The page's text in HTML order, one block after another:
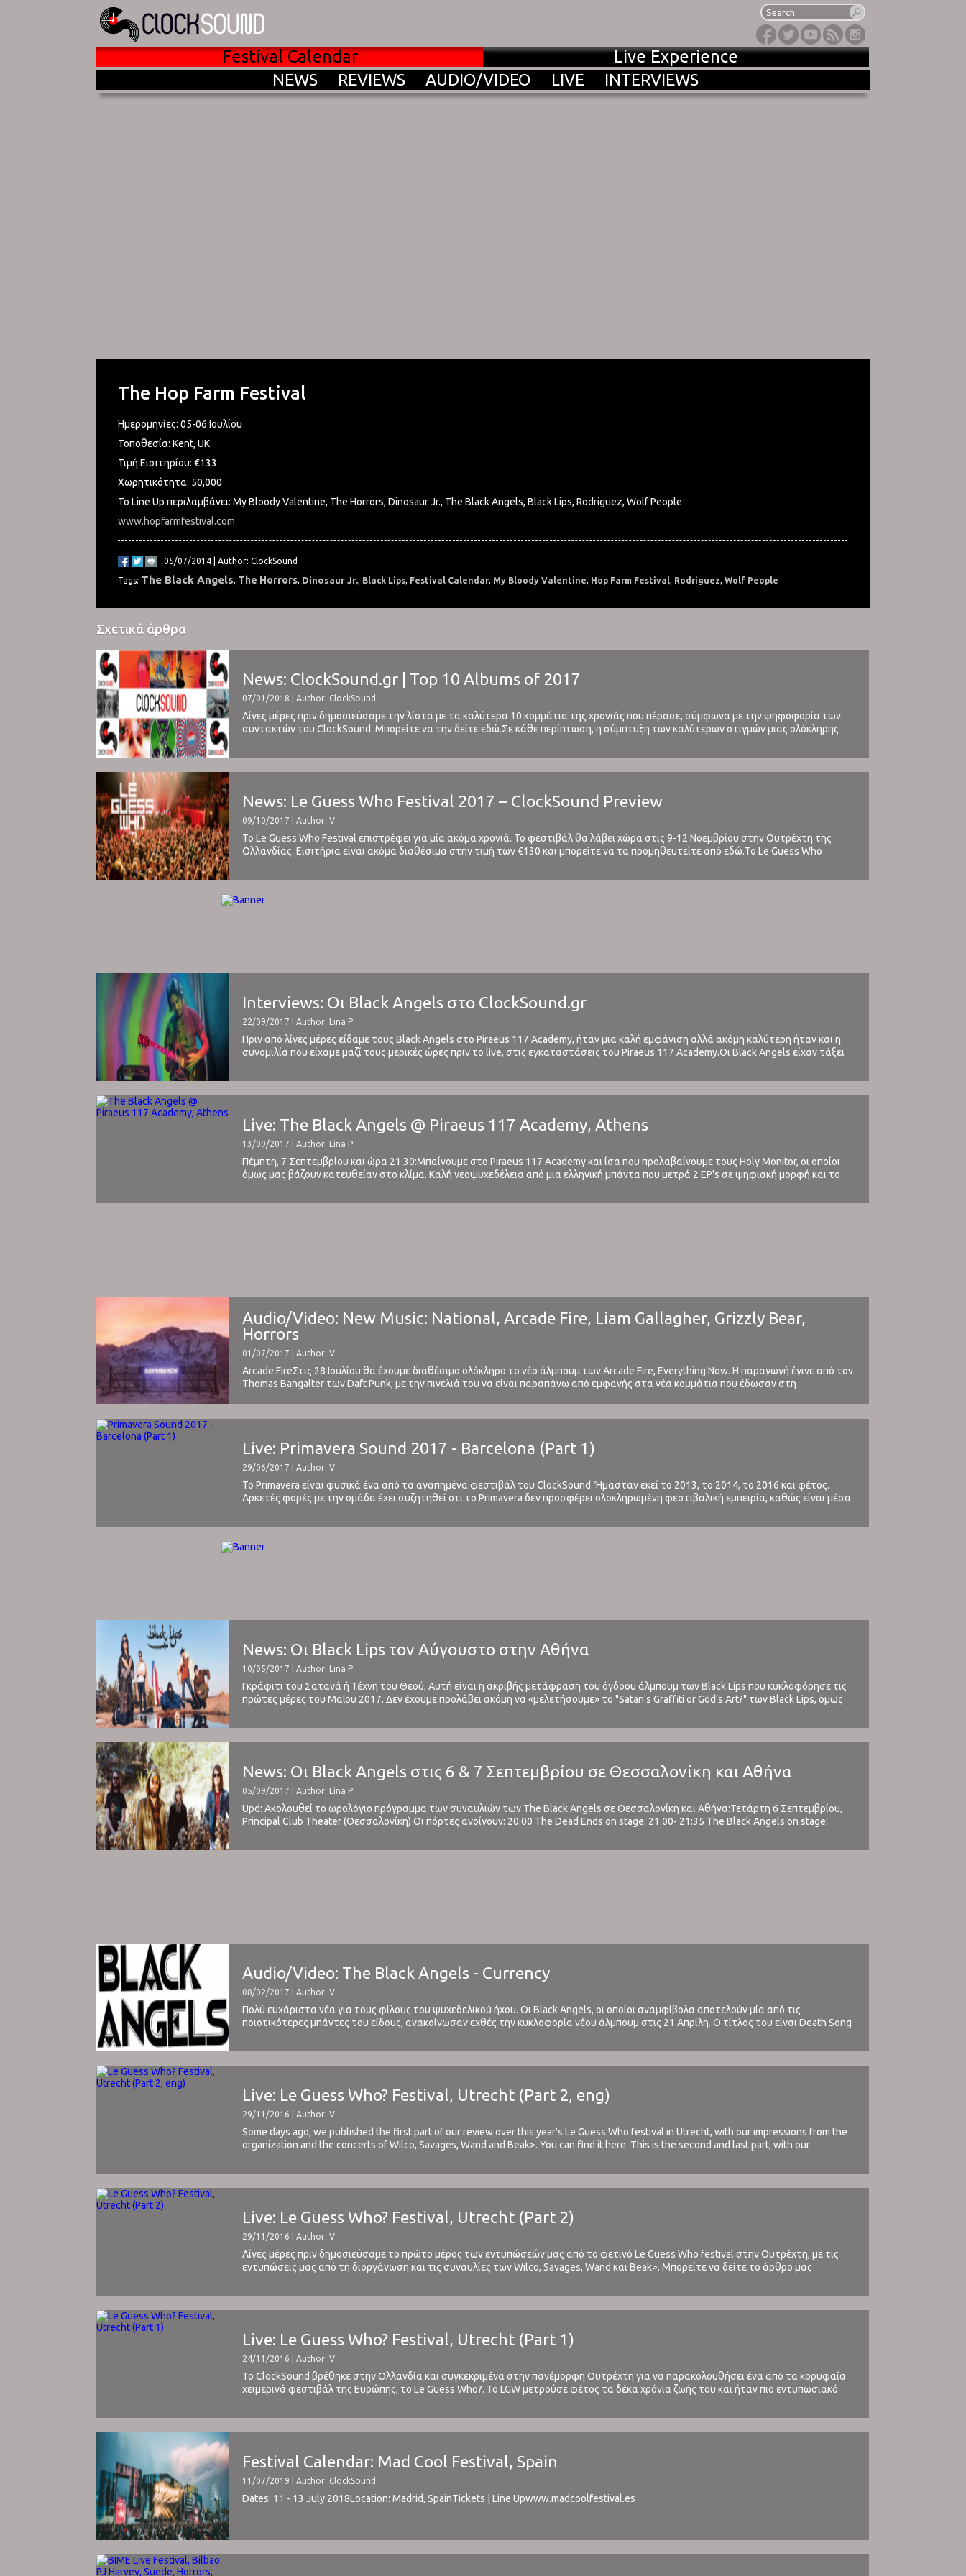
Festival Calendar Live Experience
NEWS REVIEWS AUDIO/VIDEO LIVE INTERVIEWS
The Hop Farm Festival
Ημερομηνίες: 05-06 Ιουλίου
Τοποθεσία: Kent, UK
Τιμή Εισιτηρίου: €133
Χωρητικότητα: 50,000
Το Line Up περιλαμβάνει: My Bloody Valentine, The Horrors, Dinosaur Jr., The Black Angels, Black Lips, Rodriguez, Wolf People
www.hopfarmfestival.com
05/07/2014 | Author: ClockSound
Tags: The Black Angels, The Horrors, Dinosaur Jr., Black Lips, Festival Calendar, My Bloody Valentine, Hop Farm Festival, Rodriguez,Wolf People
Σχετικά άρθρα
News: ClockSound.gr | Top 10 Albums of 2017
07/01/2018 | Author: ClockSound
Λίγες μέρες πριν δημοσιεύσαμε την λίστα με τα καλύτερα 10 κομμάτια της χρονιάς που πέρασε, σύμφωνα με την ψηφοφορία των
συντακτών του ClockSound. Μπορείτε να την δείτε εδώ.Σε κάθε περίπτωση, η σύμπτυξη των καλύτερων στιγμών μιας ολόκληρης
News: Le Guess Who Festival 2017 – ClockSound Preview
09/10/2017 | Author: V
Το Le Guess Who Festival επιστρέφει για μία ακόμα χρονιά. Το φεστιβάλ θα λάβει χώρα στις 9-12 Νοεμβρίου στην Ουτρέχτη της
Ολλανδίας. Εισιτήρια είναι ακόμα διαθέσιμα στην τιμή των €130 και μπορείτε να τα προμηθευτείτε από εδώ.Το Le Guess Who
Interviews: Οι Black Angels στο ClockSound.gr
22/09/2017 | Author: Lina P
Πριν από λίγες μέρες είδαμε τους Black Angels στο Piraeus 117 Academy, ήταν μια καλή εμφάνιση αλλά ακόμη καλύτερη ήταν και η
συνομιλία που είχαμε μαζί τους μερικές ώρες πριν το live, στις εγκαταστάσεις του Piraeus 117 Academy.Οι Black Angels είχαν τάξει
Live: The Black Angels @ Piraeus 117 Academy, Athens
13/09/2017 | Author: Lina P
Πέμπτη, 7 Σεπτεμβρίου και ώρα 21:30:Μπαίνουμε στο Piraeus 117 Academy και ίσα που προλαβαίνουμε τους Holy Monitor, οι οποίοι
όμως μας βάζουν κατευθείαν στο κλίμα. Καλή νεοψυχεδέλεια από μια ελληνική μπάντα που μετρά 2 EP's σε ψηφιακή μορφή και το
Audio/Video: New Music: National, Arcade Fire, Liam Gallagher, Grizzly Bear,
Horrors
01/07/2017 | Author: V
Arcade FireΣτις 28 Ιουλίου θα έχουμε διαθέσιμο ολόκληρο το νέο άλμπουμ των Arcade Fire, Everything Now. Η παραγωγή έγινε από τον
Thomas Bangalter των Daft Punk, με την πινελιά του να είναι παραπάνω από εμφανής στα νέα κομμάτια που έδωσαν στη
Live: Primavera Sound 2017 - Barcelona (Part 1)
29/06/2017 | Author: V
Το Primavera είναι φυσικά ένα από τα αγαπημένα φεστιβάλ του ClockSound. Ήμασταν εκεί το 2013, το 2014, το 2016 και φέτος.
Αρκετές φορές με την ομάδα έχει συζητηθεί οτι το Primavera δεν προσφέρει ολοκληρωμένη φεστιβαλική εμπειρία, καθώς είναι μέσα
News: Οι Black Lips τον Αύγουστο στην Αθήνα
10/05/2017 | Author: Lina P
Γκράφιτι του Σατανά ή Τέχνη του Θεού; Αυτή είναι η ακριβής μετάφραση του όγδοου άλμπουμ των Black Lips που κυκλοφόρησε τις
πρώτες μέρες του Μαΐου 2017. Δεν έχουμε προλάβει ακόμη να «μελετήσουμε» το "Satan's Graffiti or God’s Art?" των Black Lips, όμως
News: Οι Black Angels στις 6 & 7 Σεπτεμβρίου σε Θεσσαλονίκη και Αθήνα
05/09/2017 | Author: Lina P
Upd: Aκολουθεί το ωρολόγιο πρόγραμμα των συναυλιών των The Black Angels σε Θεσσαλονίκη και Αθήνα:Τετάρτη 6 Σεπτεμβρίου,
Principal Club Theater (Θεσσαλονίκη) Oι πόρτες ανοίγουν: 20:00 Τhe Dead Ends on stage: 21:00- 21:35 The Black Angels on stage:
Audio/Video: The Black Angels - Currency
08/02/2017 | Author: V
Πολύ ευχάριστα νέα για τους φίλους του ψυχεδελικού ήχου. Οι Black Angels, οι οποίοι αναμφίβολα αποτελούν μία από τις
ποιοτικότερες μπάντες του είδους, ανακοίνωσαν εχθές την κυκλοφορία νέου άλμπουμ στις 21 Απρίλη. Ο τίτλος του είναι Death Song
Live: Le Guess Who? Festival, Utrecht (Part 2, eng)
29/11/2016 | Author: V
Some days ago, we published the first part of our review over this year's Le Guess Who festival in Utrecht, with our impressions from the
organization and the concerts of Wilco, Savages, Wand and Beak>. You can find it here. This is the second and last part, with our
Live: Le Guess Who? Festival, Utrecht (Part 2)
29/11/2016 | Author: V
Λίγες μέρες πριν δημοσιεύσαμε το πρώτο μέρος των εντυπώσεών μας από το φετινό Le Guess Who festival στην Ουτρέχτη, με τις
εντυπώσεις μας από τη διοργάνωση και τις συναυλίες των Wilco, Savages, Wand και Beak>. Μπορείτε να δείτε το άρθρο μας
Live: Le Guess Who? Festival, Utrecht (Part 1)
24/11/2016 | Author: V
Το ClockSound βρέθηκε στην Ολλανδία και συγκεκριμένα στην πανέμορφη Ουτρέχτη για να παρακολουθήσει ένα από τα κορυφαία
χειμερινά φεστιβάλ της Ευρώπης, το Le Guess Who?. Το LGW μετρούσε φέτος τα δέκα χρόνια ζωής του και ήταν πιο εντυπωσιακό
Festival Calendar: Mad Cool Festival, Spain
11/07/2019 | Author: ClockSound
Dates: 11 - 13 July 2018Location: Madrid, SpainTickets | Line Upwww.madcoolfestival.es ⁪